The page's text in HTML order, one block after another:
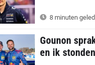
8 minuten
Gounon
en ik